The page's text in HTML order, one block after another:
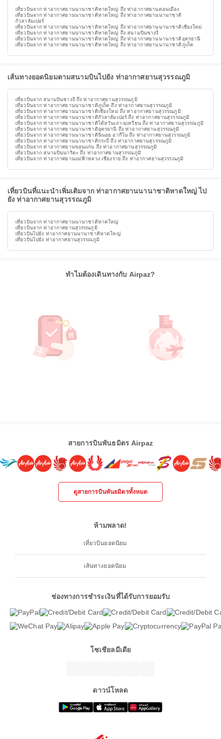
เที่ยวบินจาก ท่าอากาศยานนานาชาติหาดใหญ่ ถึง ท่าอากาศยานดอนเมือง
เที่ยวบินจาก ท่าอากาศยานนานาชาติหาดใหญ่ ถึง ท่าอากาศยานนานาชาติ
กัวลาลัมเปอร์
เที่ยวบินจาก ท่าอากาศยานนานาชาติหาดใหญ่ ถึง ท่าอากาศยานนานาชาติเชียงใหม่
เที่ยวบินจาก ท่าอากาศยานนานาชาติหาดใหญ่ ถึง สนามบินชางงี
เที่ยวบินจาก ท่าอากาศยานนานาชาติหาดใหญ่ ถึง ท่าอากาศยานนานาชาติอุดรธานี
เที่ยวบินจาก ท่าอากาศยานนานาชาติหาดใหญ่ ถึง ท่าอากาศยานนานาชาติภูเก็ต
เส้นทางยอดนิยมตามสนามบินไปยัง ท่าอากาศยานสุวรรณภูมิ
เที่ยวบินจาก สนามบินชางงี ถึง ท่าอากาศยานสุวรรณภูมิ
เที่ยวบินจาก ท่าอากาศยานนานาชาติภูเก็ต ถึง ท่าอากาศยานสุวรรณภูมิ
เที่ยวบินจาก ท่าอากาศยานนานาชาติเชียงใหม่ ถึง ท่าอากาศยานสุวรรณภูมิ
เที่ยวบินจาก ท่าอากาศยานนานาชาติกัวลาลัมเปอร์ ถึง ท่าอากาศยานสุวรรณภูมิ
เที่ยวบินจาก ท่าอากาศยานนานาชาติไต้หวันเถา-ยฺเหวียน ถึง ท่าอากาศยานสุวรรณภูมิ
เที่ยวบินจาก ท่าอากาศยานนานาชาติอุดรธานี ถึง ท่าอากาศยานสุวรรณภูมิ
เที่ยวบินจาก ท่าอากาศยานนานาชาตินินอย อากีโน ถึง ท่าอากาศยานสุวรรณภูมิ
เที่ยวบินจาก ท่าอากาศยานนานาชาติกระบี่ ถึง ท่าอากาศยานสุวรรณภูมิ
เที่ยวบินจาก ท่าอากาศยานขอนแก่น ถึง ท่าอากาศยานสุวรรณภูมิ
เที่ยวบินจาก สนามบินนาริตะ ถึง ท่าอากาศยานสุวรรณภูมิ
เที่ยวบินจาก ท่าอากาศยานแม่ฟ้าหลวง เชียงราย ถึง ท่าอากาศยานสุวรรณภูมิ
เที่ยวบินที่แนะนำเพิ่มเติมจาก ท่าอากาศยานนานาชาติหาดใหญ่ ไป
ยัง ท่าอากาศยานสุวรรณภูมิ
เที่ยวบินจาก ท่าอากาศยานนานาชาติหาดใหญ่
เที่ยวบินจาก ท่าอากาศยานสุวรรณภูมิ
เที่ยวบินไปยัง ท่าอากาศยานนานาชาติหาดใหญ่
เที่ยวบินไปยัง ท่าอากาศยานสุวรรณภูมิ
ทำไมต้องเดินทางกับ Airpaz?
สายการบินพันธมิตร Airpaz
ดูสายการบินพันธมิตรทั้งหมด
ห้ามพลาด!
เที่ยวบินยอดนิยม
เส้นทางยอดนิยม
ช่องทางการชำระเงินที่ได้รับการยอมรับ
โซเชียลมีเดีย
ดาวน์โหลด